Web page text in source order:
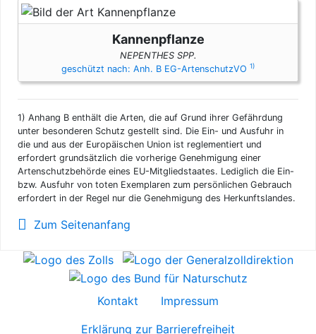
Kannenpflanze
NEPENTHES SPP.
geschützt nach: Anh. B EG-ArtenschutzVO 1)
1) Anhang B enthält die Arten, die auf Grund ihrer Gefährdung
unter besonderen Schutz gestellt sind. Die Ein- und Ausfuhr in
die und aus der Europäischen Union ist reglementiert und
erfordert grundsätzlich die vorherige Genehmigung einer
Artenschutzbehörde eines EU-Mitgliedstaates. Lediglich die Ein-
bzw. Ausfuhr von toten Exemplaren zum persönlichen Gebrauch
erfordert in der Regel nur die Genehmigung des Herkunftslandes.
Zum Seitenanfang
Kontakt
Impressum
Erklärung zur Barrierefreiheit